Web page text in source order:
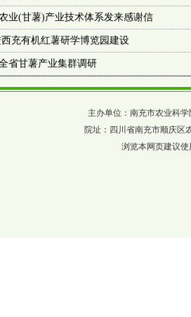
业(甘薯)产业技术体系发来感谢信
充有机红薯研学博览园建设
省甘薯产业集群调研
主办单位：南充市农业科
院址：四川省南充市顺庆
浏览本网页建议